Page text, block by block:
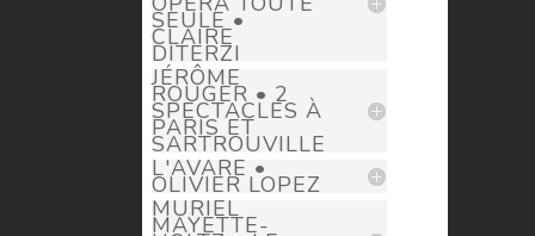
SEULE •
CLAIRE
DITERZI
JÉRÔME
ROUGER • 2
SPECTACLES À
PARIS ET
SARTROUVILLE
L'AVARE •
OLIVIER LOPEZ
MURIEL
MAYETTE-